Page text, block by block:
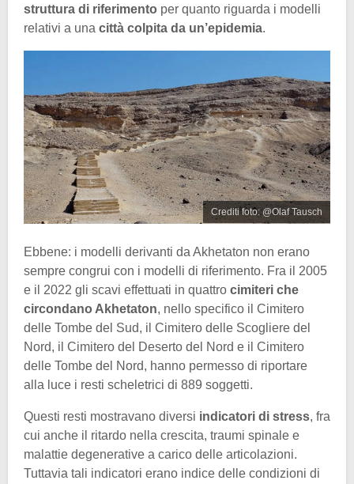
struttura di riferimento per quanto riguarda i modelli
relativi a una città colpita da un’epidemia.
Crediti foto: @Olaf Tausch
Ebbene: i modelli derivanti da Akhetaton non erano
sempre congrui con i modelli di riferimento. Fra il 2005
e il 2022 gli scavi effettuati in quattro cimiteri che
circondano Akhetaton, nello specifico il Cimitero
delle Tombe del Sud, il Cimitero delle Scogliere del
Nord, il Cimitero del Deserto del Nord e il Cimitero
delle Tombe del Nord, hanno permesso di riportare
alla luce i resti scheletrici di 889 soggetti.
Questi resti mostravano diversi indicatori di stress, fra
cui anche il ritardo nella crescita, traumi spinale e
malattie degenerative a carico delle articolazioni.
Tuttavia tali indicatori erano indice delle condizioni di